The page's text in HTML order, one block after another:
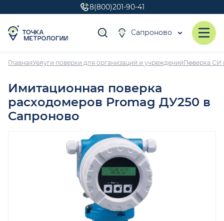
8(800)201-90-41
Сапроново
ГлавнаяУслуги поверки для организаций и учрежденийПоверка СИ
Имитационная поверка
расходомеров Promag ДУ250 в
Сапроново